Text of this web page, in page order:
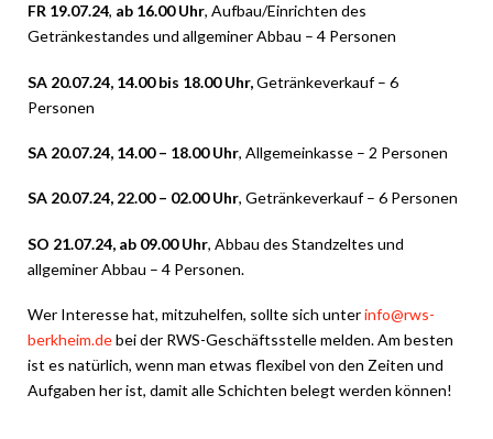
FR 19.07.24, ab 16.00 Uhr, Aufbau/Einrichten des
Getränkestandes und allgeminer Abbau – 4 Personen
SA 20.07.24, 14.00 bis 18.00 Uhr,Getränkeverkauf – 6
Personen
SA 20.07.24, 14.00 – 18.00 Uhr, Allgemeinkasse – 2 Personen
SA 20.07.24, 22.00 – 02.00 Uhr, Getränkeverkauf – 6 Personen
SO 21.07.24, ab 09.00 Uhr, Abbau des Standzeltes und
allgeminer Abbau – 4 Personen.
Wer Interesse hat, mitzuhelfen, sollte sich unterinfo@rws-
berkheim.debei der RWS-Geschäftsstelle melden. Am besten
ist es natürlich, wenn man etwas flexibel von den Zeiten und
Aufgaben her ist, damit alle Schichten belegt werden können!